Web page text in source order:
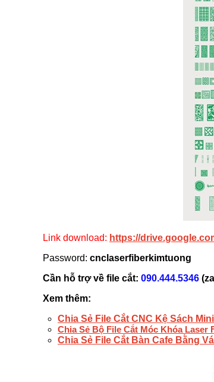
Link download: https://
Password: cnclaserfiberkimtuong
Cần hỗ trợ về file cắt: 090.444.5346
Xem thêm:
Chia Sẻ File Cắt CNC Kệ Sách
Chia Sẻ Bộ File Cắt Móc Khóa Laser
Chia Sẻ File Cắt Bàn Cafe Bằng